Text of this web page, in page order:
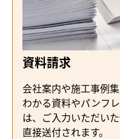
資料請求
会社案内や施工事例
わかる資料やパンフ
は、ご入力いただい
直接送付されます。